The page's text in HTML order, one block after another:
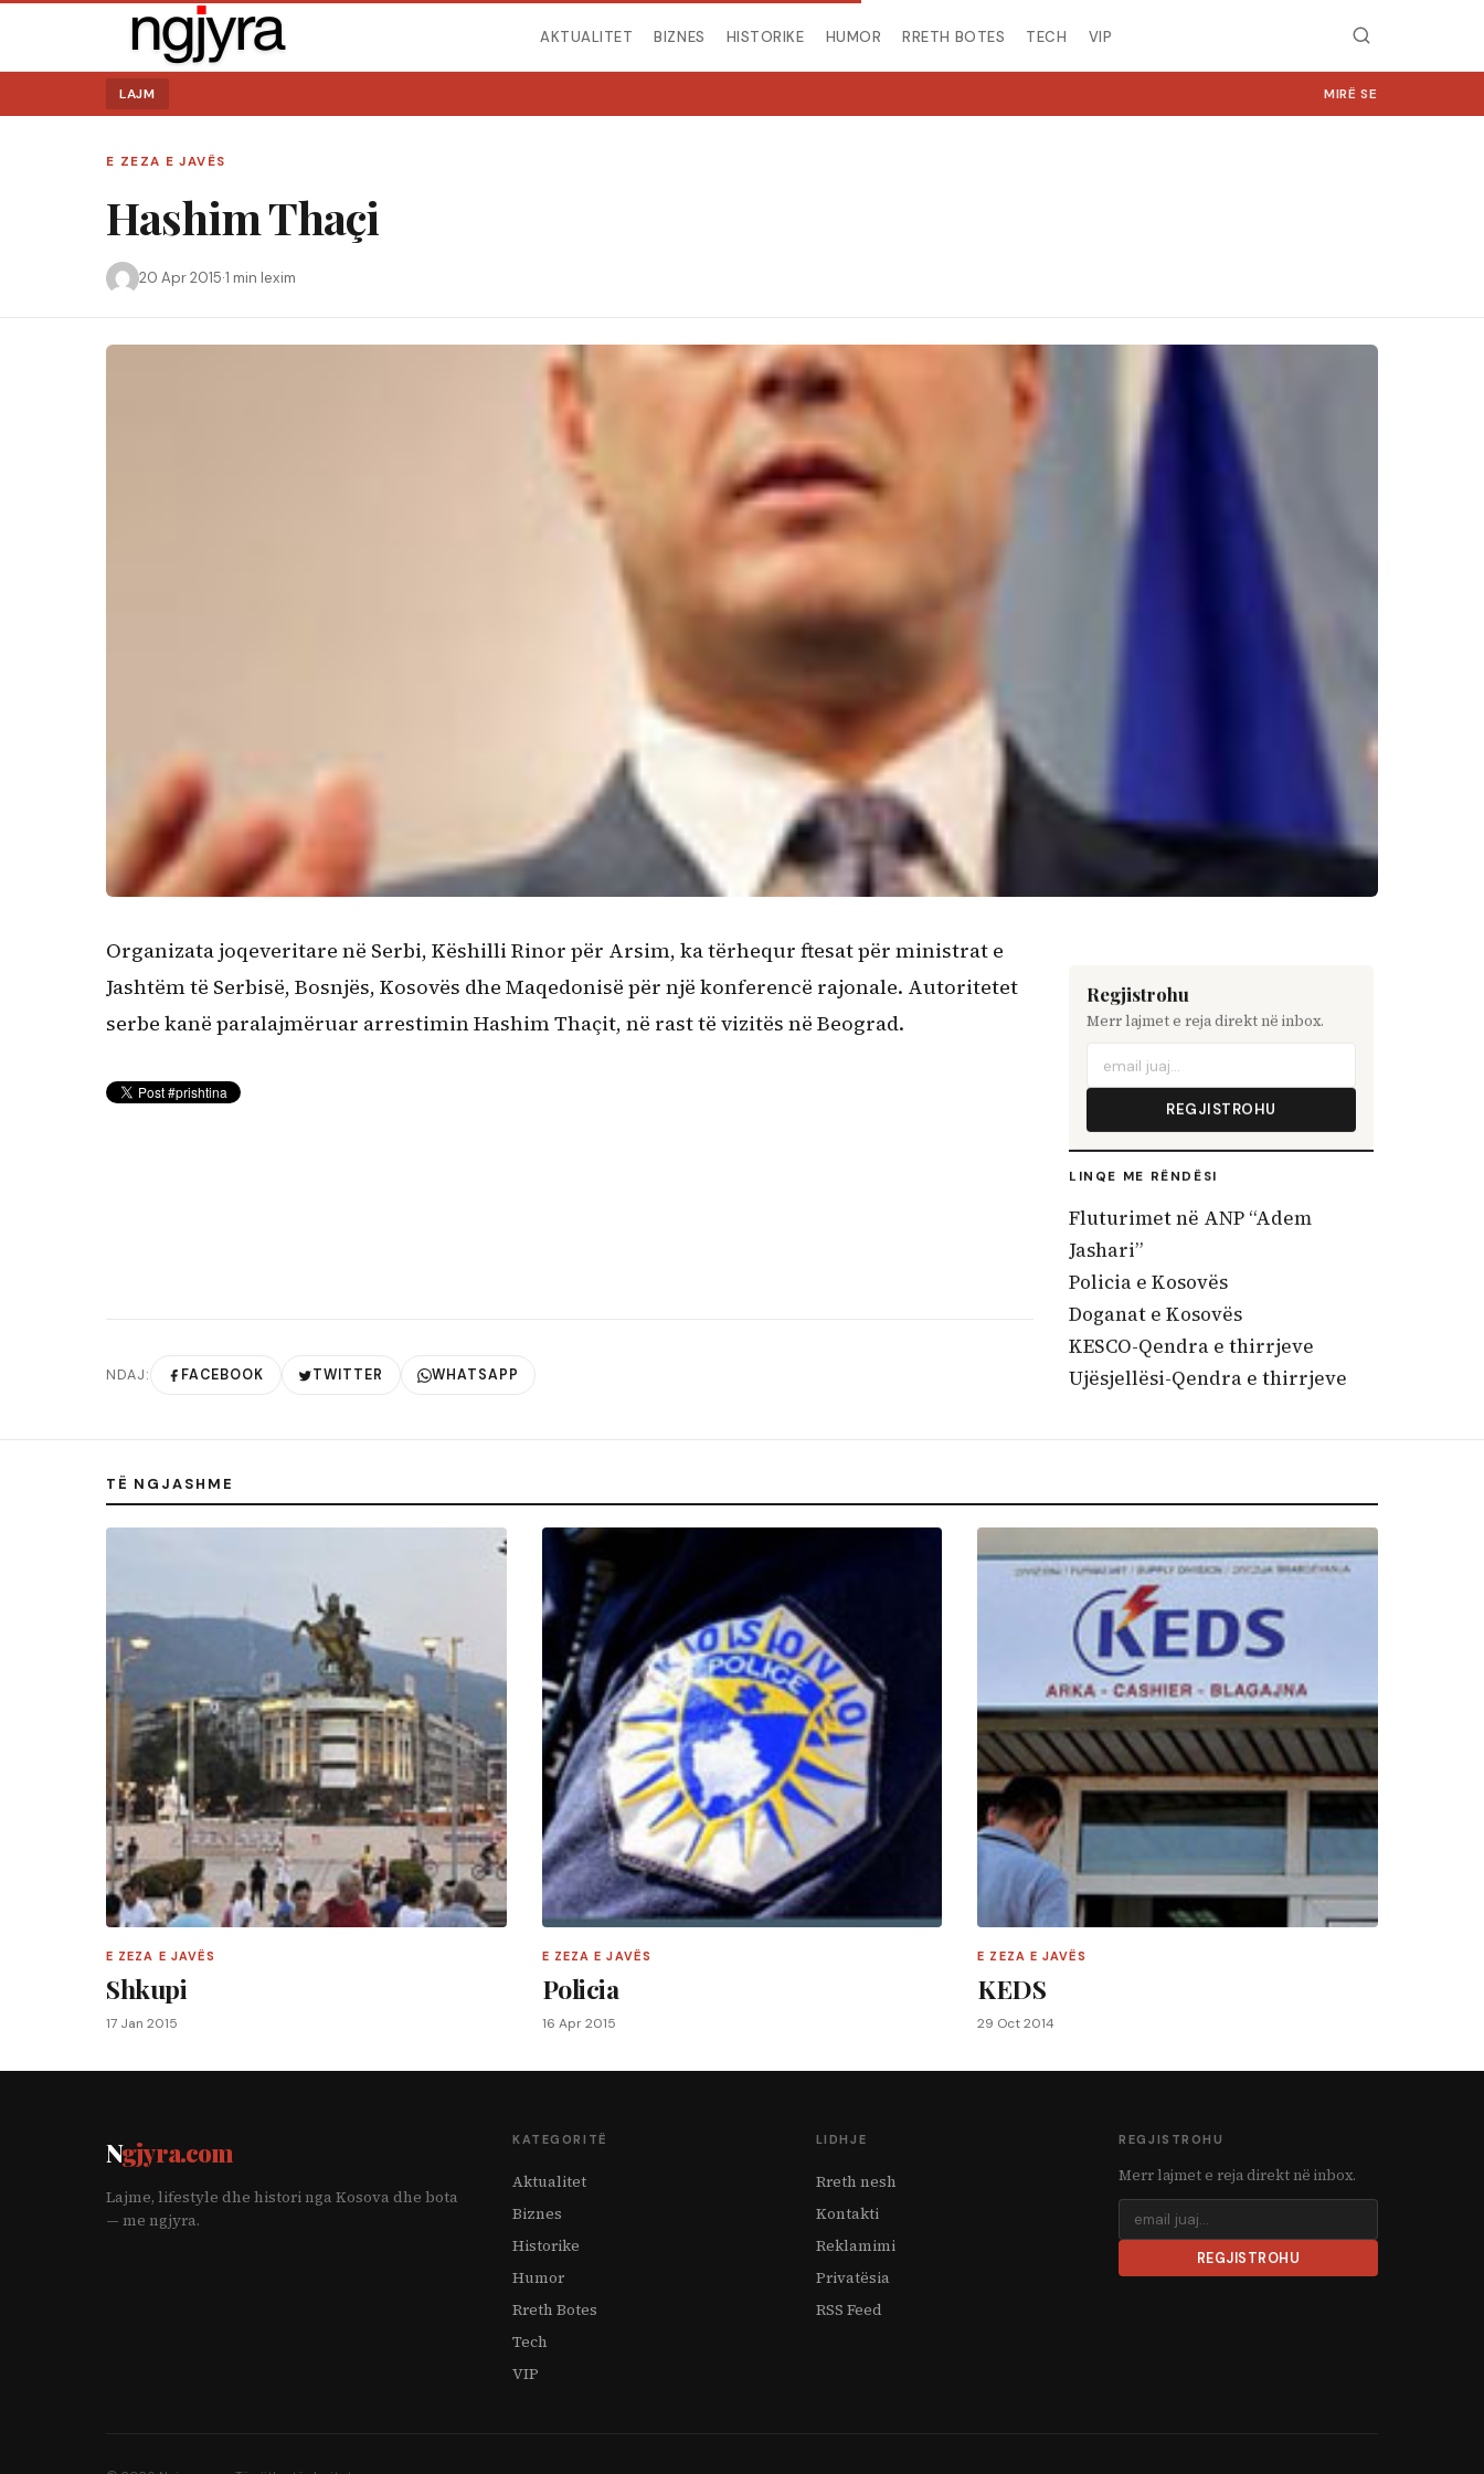
AKTUALITET BIZNES HISTORIKE HUMOR RRETH BOTES TECH VIP
LAJM MIRË SE VINI NË NGJYRA.COM
E ZEZA E JAVËS
Hashim Thaçi
20 Apr 2015·1 min lexim
Organizata joqeveritare në Serbi, Këshilli Rinor për Arsim, ka tërhequr ftesat për ministrat e
Jashtëm të Serbisë, Bosnjës, Kosovës dhe Maqedonisë për një konferencë rajonale. Autoritetet
serbe kanë paralajmëruar arrestimin Hashim Thaçit, në rast të vizitës në Beograd.
NDAJ: FACEBOOK TWITTER WHATSAPP
Regjistrohu
Merr lajmet e reja direkt në inbox.
REGJISTROHU
LINQE ME RËNDËSI
Fluturimet në ANP “Adem
Jashari”
Policia e Kosovës
Doganat e Kosovës
KESCO-Qendra e thirrjeve
Ujësjellësi-Qendra e thirrjeve
TË NGJASHME
E ZEZA E JAVËS
Shkupi
17 Jan 2015
E ZEZA E JAVËS
Policia
16 Apr 2015
E ZEZA E JAVËS
KEDS
29 Oct 2014
Ngjyra.com
Lajme, lifestyle dhe histori nga Kosova dhe bota
— me ngjyra.
KATEGORITË
Aktualitet
Biznes
Historike
Humor
Rreth Botes
Tech
VIP
LIDHJE
Rreth nesh
Kontakti
Reklamimi
Privatësia
RSS Feed
REGJISTROHU
Merr lajmet e reja direkt në inbox.
REGJISTROHU